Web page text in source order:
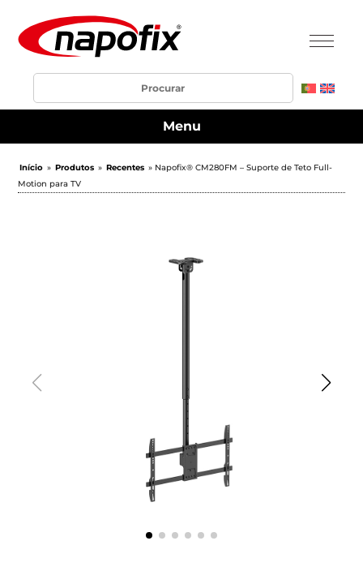
Menu
Início » Produtos » Recentes » Napofix® CM280FM – Suporte de Teto Full-
Motion para TV